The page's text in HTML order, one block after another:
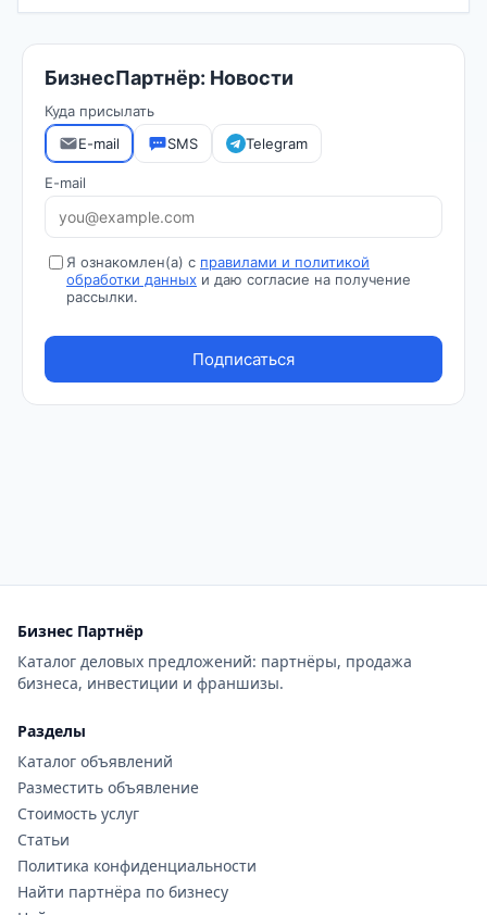
Бизнес Партнёр
Каталог деловых предложений: партнёры, продажа
бизнеса, инвестиции и франшизы.
Разделы
Каталог объявлений
Разместить объявление
Стоимость услуг
Статьи
Политика конфиденциальности
Найти партнёра по бизнесу